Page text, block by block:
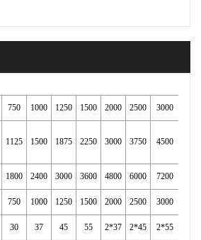
750 1000 1250 1500 2000 2500 3000
1125 1500 1875 2250 3000 3750 4500
1800 2400 3000 3600 4800 6000 7200
750 1000 1250 1500 2000 2500 3000
30 37 45 55 2*37 2*45 2*55